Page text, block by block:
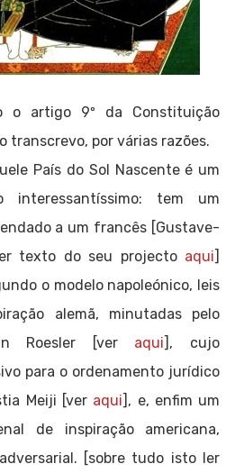
o artigo 9º da Constituição
transcrevo, por várias razões.
País do Sol Nascente é um
interessantíssimo: tem um
a um francês [Gustave-
texto do seu projecto aqui]
o modelo napoleónico, leis
alemã, minutadas pelo
Roesler [ver aqui], cujo
para o ordenamento jurídico
Meiji [ver aqui], e, enfim um
de inspiração americana,
[sobre tudo isto ler